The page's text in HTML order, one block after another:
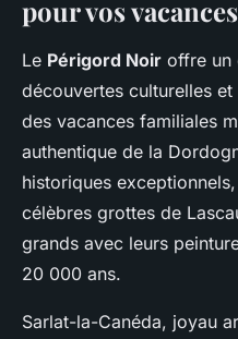
pour vos
Le Périgord Noir offre un
découvertes culturelles
des vacances familiales
authentique de la
historiques
célèbres grottes de
grands avec leurs
20 000 ans.
Sarlat-la-Canéda, joyau